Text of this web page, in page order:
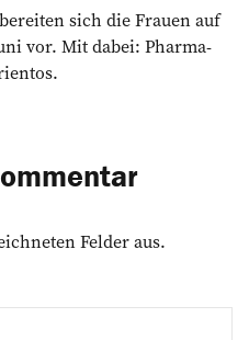
sich die Frauen auf
vor. Mit dabei: Pharma-
Felder aus.